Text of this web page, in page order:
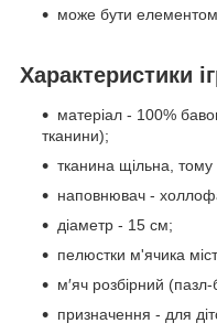
може бути елементом
Характеристики
матеріал - 100%
тканини);
тканина щільна,
наповнювач -
діаметр - 15 см;
пелюстки м'ячика
м′яч розбірний
призначення - для